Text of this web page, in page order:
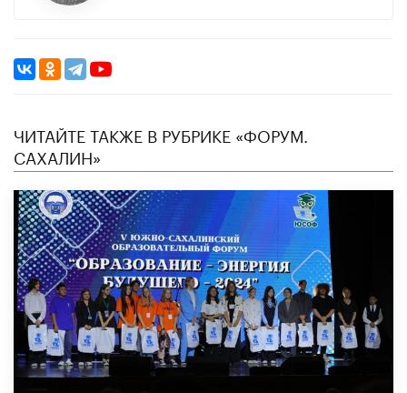
ЧИТАЙТЕ ТАКЖЕ В РУБРИКЕ «ФОРУМ.
САХАЛИН»